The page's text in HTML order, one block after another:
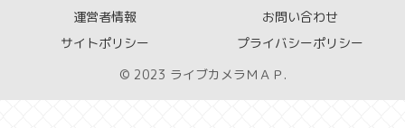
運営者情報
お問い合わせ
サイトポリシー
プライバシーポリシー
© 2023 ライブカメラＭＡＰ.